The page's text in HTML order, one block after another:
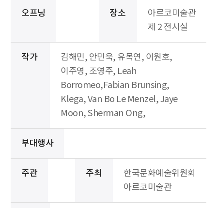
오프닝 장소
아르코미술관
제 2 전시실
작가
김해민, 안민욱, 유목연, 이원호,
이주영, 조영주, Leah
Borromeo,Fabian Brunsing,
Klega, Van Bo Le Menzel, Jaye
Moon, Sherman Ong,
부대행사
주관 주최
한국문화예술위원회
아르코미술관